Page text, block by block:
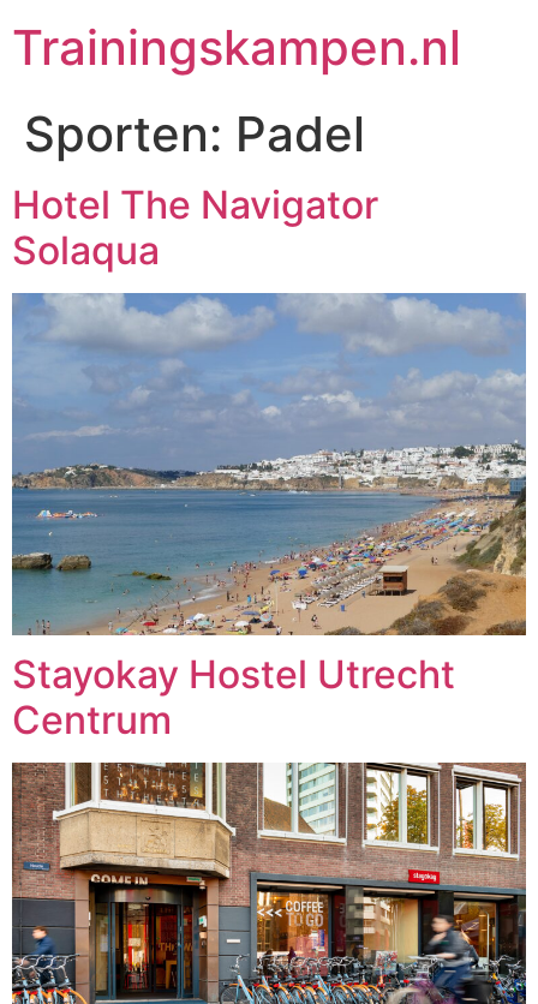
Trainingskampen.nl
Sporten: Padel
Hotel The Navigator
Solaqua
Stayokay Hostel Utrecht
Centrum